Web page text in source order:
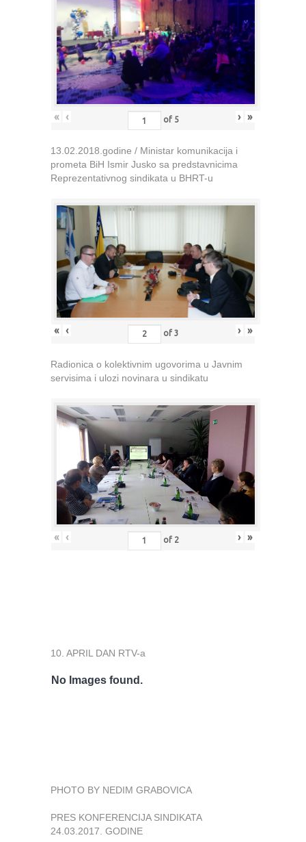
« ‹ of 5 › »
13.02.2018.godine / Ministar komunikacija i
prometa BiH Ismir Jusko sa predstavnicima
Reprezentativnog sindikata u BHRT-u
« ‹ of 3 › »
Radionica o kolektivnim ugovorima u Javnim
servisima i ulozi novinara u sindikatu
« ‹ of 2 › »
10. APRIL DAN RTV-a
No Images found.
PHOTO BY NEDIM GRABOVICA
PRES KONFERENCIJA SINDIKATA
24.03.2017. GODINE